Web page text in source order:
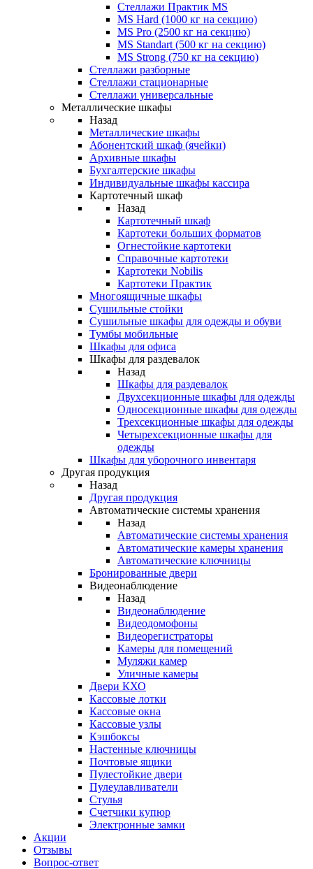
Стеллажи Практик MS
MS Hard (1000 кг на секцию)
MS Pro (2500 кг на секцию)
MS Standart (500 кг на секцию)
MS Strong (750 кг на секцию)
Стеллажи разборные
Стеллажи стационарные
Стеллажи универсальные
Металлические шкафы
Назад
Металлические шкафы
Абонентский шкаф (ячейки)
Архивные шкафы
Бухгалтерские шкафы
Индивидуальные шкафы кассира
Картотечный шкаф
Назад
Картотечный шкаф
Картотеки больших форматов
Огнестойкие картотеки
Справочные картотеки
Картотеки Nobilis
Картотеки Практик
Многоящичные шкафы
Сушильные стойки
Сушильные шкафы для одежды и обуви
Тумбы мобильные
Шкафы для офиса
Шкафы для раздевалок
Назад
Шкафы для раздевалок
Двухсекционные шкафы для одежды
Односекционные шкафы для одежды
Трехсекционные шкафы для одежды
Четырехсекционные шкафы для
одежды
Шкафы для уборочного инвентаря
Другая продукция
Назад
Другая продукция
Автоматические системы хранения
Назад
Автоматические системы хранения
Автоматические камеры хранения
Автоматические ключницы
Бронированные двери
Видеонаблюдение
Назад
Видеонаблюдение
Видеодомофоны
Видеорегистраторы
Камеры для помещений
Муляжи камер
Уличные камеры
Двери КХО
Кассовые лотки
Кассовые окна
Кассовые узлы
Кэшбоксы
Настенные ключницы
Почтовые ящики
Пулестойкие двери
Пулеулавливатели
Стулья
Счетчики купюр
Электронные замки
Акции
Отзывы
Вопрос-ответ